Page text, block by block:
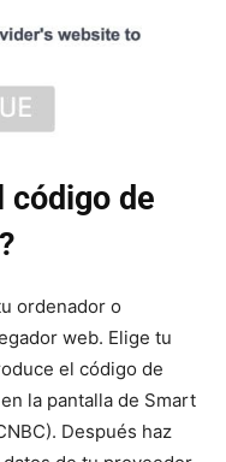
código de
ordenador o
web. Elige tu
el código de
la pantalla de Smart
Después haz